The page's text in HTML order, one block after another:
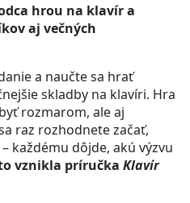
hrou na klavír a
aj večných
a naučte sa hrať
skladby na klavíri. Hra
rozmarom, ale aj
raz rozhodnete začať,
každému dôjde, akú výzvu
vznikla príručka Klavír